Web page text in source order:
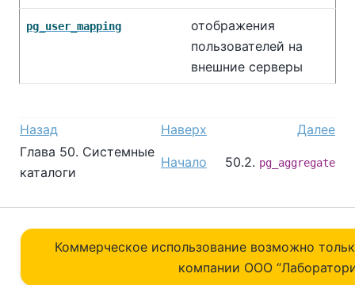
pg_user_mapping
отображения
пользователей на
внешние серверы
Назад Наверх
Далее
Глава 50. Системные
каталоги
Начало 50.2. pg_aggregate
Коммерческое использование возможно
компании ОOO